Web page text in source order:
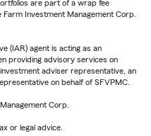
are part of a wrap fee
Investment Management Corp.
(IAR) agent is acting as an
providing advisory services on
adviser representative, an
on behalf of SFVPMC.
Corp.
or legal advice.